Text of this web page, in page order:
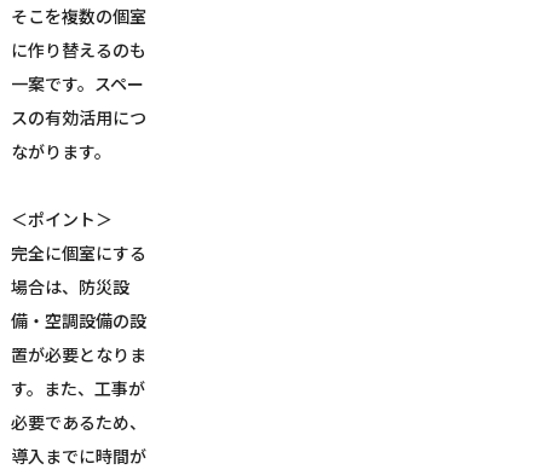
そこを複数の個室
に作り替えるのも
一案です。スペー
スの有効活用につ
ながります。
＜ポイント＞
完全に個室にする
場合は、防災設
備・空調設備の設
置が必要となりま
す。また、工事が
必要であるため、
導入までに時間が